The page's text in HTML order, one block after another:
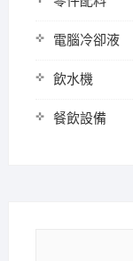
電腦冷卻液
飲水機
餐飲設備